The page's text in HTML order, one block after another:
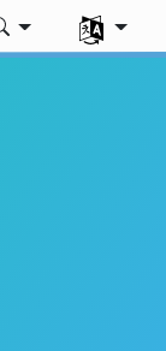
Виберіть